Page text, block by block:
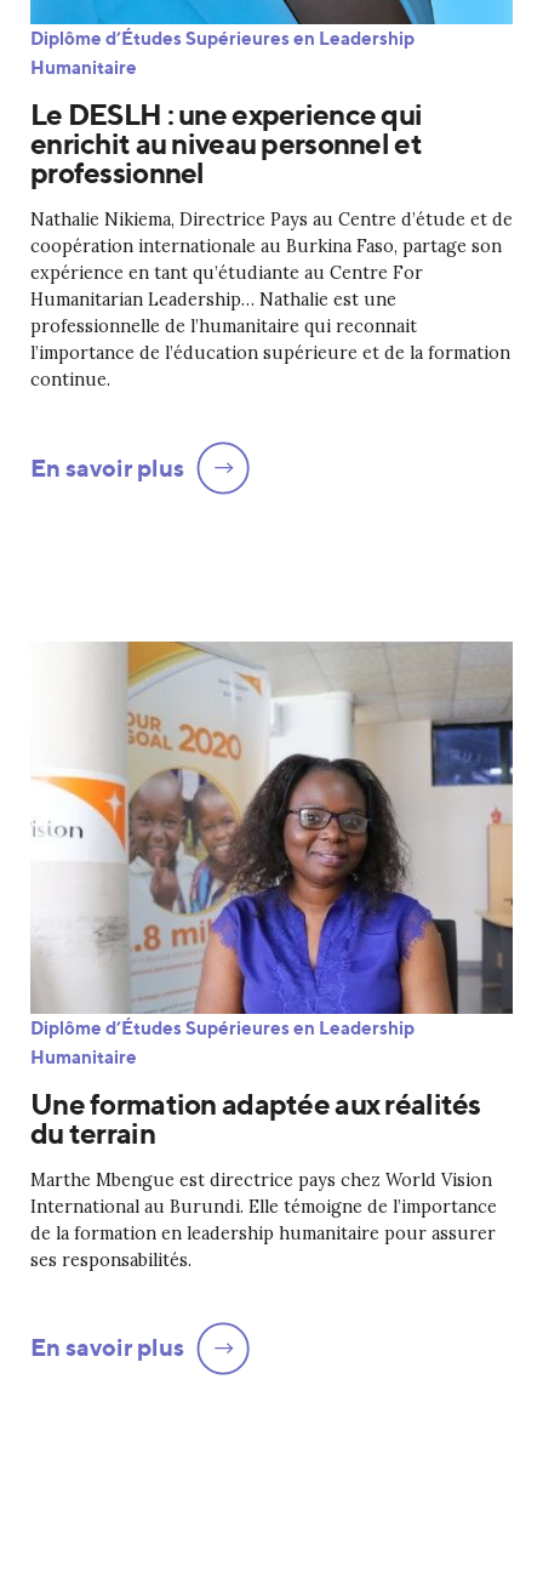
Le DESLH : une experience qui
enrichit au niveau personnel et
professionnel
Diplôme d’Études Supérieures en Leadership
Humanitaire
Nathalie Nikiema, Directrice Pays au Centre d’étude et de
coopération internationale au Burkina Faso, partage son
expérience en tant qu’étudiante au Centre For
Humanitarian Leadership… Nathalie est une
professionnelle de l’humanitaire qui reconnait
l’importance de l’éducation supérieure et de la formation
continue.
En savoir plus
Une formation adaptée aux réalités
du terrain
Diplôme d’Études Supérieures en Leadership
Humanitaire
Marthe Mbengue est directrice pays chez World Vision
International au Burundi. Elle témoigne de l’importance
de la formation en leadership humanitaire pour assurer
ses responsabilités.
En savoir plus